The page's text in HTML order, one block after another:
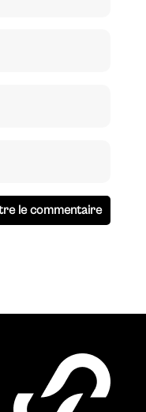
le commentaire